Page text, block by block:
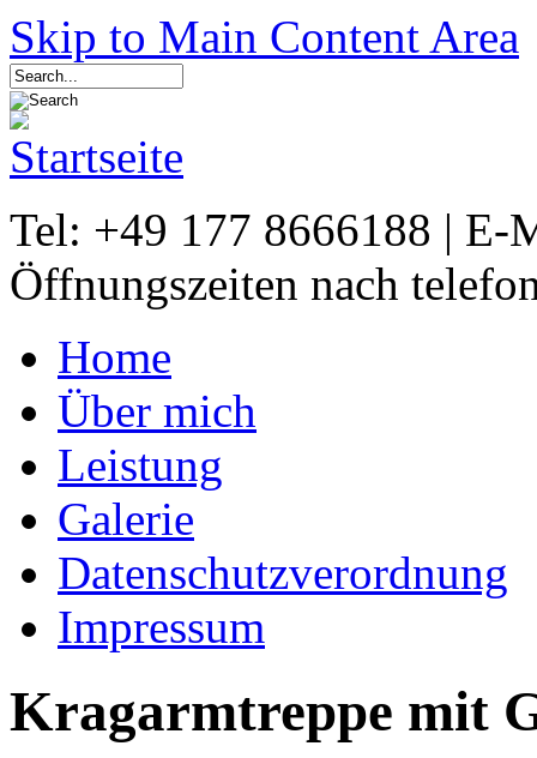
Skip to Main Content Area
Tel: +49 177 8666188 |
Öffnungszeiten nach
Home
Über mich
Leistung
Galerie
Datenschutzverordnung
Impressum
Kragarmtreppe mit